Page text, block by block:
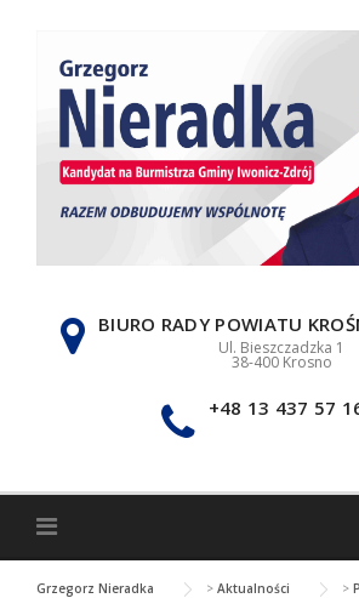
BIURO RADY POWIATU
Ul. Bieszczadzka 1
38-400 Krosno
+48 13 437 57
Grzegorz Nieradka > Aktualności >